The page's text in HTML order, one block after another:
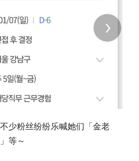
少粉丝纷纷乐喊她们「金老
等～